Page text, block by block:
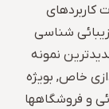
کاربردهای
شناسی
نمونه
خاص, بویژه
و فروشگاهها